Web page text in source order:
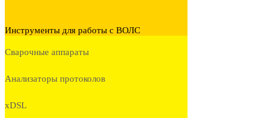
Инструменты для работы с ВОЛС
Сварочные аппараты
Анализаторы протоколов
xDSL